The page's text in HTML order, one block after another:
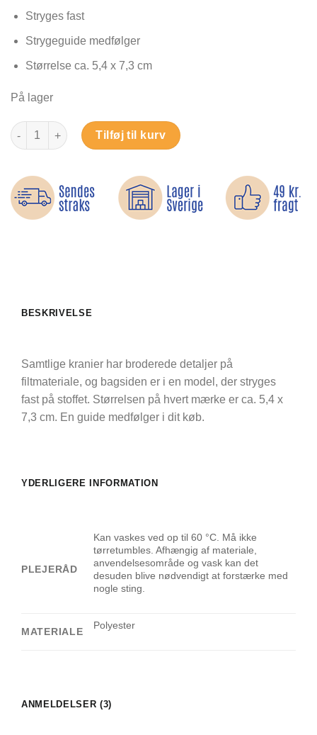
kundebedømmelser
Stryges fast
Strygeguide medfølger
Størrelse ca. 5,4 x 7,3 cm
På lager
Sugar skulls - Strygemærker antal
Tilføj til kurv
BESKRIVELSE
Samtlige kranier har broderede detaljer på
filtmateriale, og bagsiden er i en model, der stryges
fast på stoffet. Størrelsen på hvert mærke er ca. 5,4 x
7,3 cm. En guide medfølger i dit køb.
YDERLIGERE INFORMATION
PLEJERÅD
Kan vaskes ved op til 60 °C. Må ikke
tørretumbles. Afhængig af materiale,
anvendelsesområde og vask kan det
desuden blive nødvendigt at forstærke med
nogle sting.
MATERIALE
Polyester
ANMELDELSER (3)